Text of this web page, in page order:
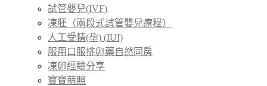
試管嬰兒(IVF)
凍胚（兩段式試管嬰兒療程）
人工受精(孕) (IUI)
服用口服排卵藥自然同房
凍卵經驗分享
寶寶萌照